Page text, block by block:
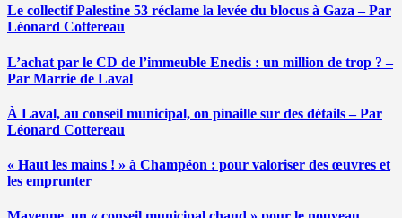
Le collectif Palestine 53 réclame la levée du blocus à Gaza – Par
Léonard Cottereau
L’achat par le CD de l’immeuble Enedis : un million de trop ? –
Par Marrie de Laval
À Laval, au conseil municipal, on pinaille sur des détails – Par
Léonard Cottereau
« Haut les mains ! » à Champéon : pour valoriser des œuvres et
les emprunter